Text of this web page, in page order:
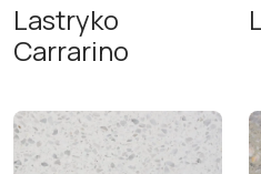
Lastryko
Carrarino